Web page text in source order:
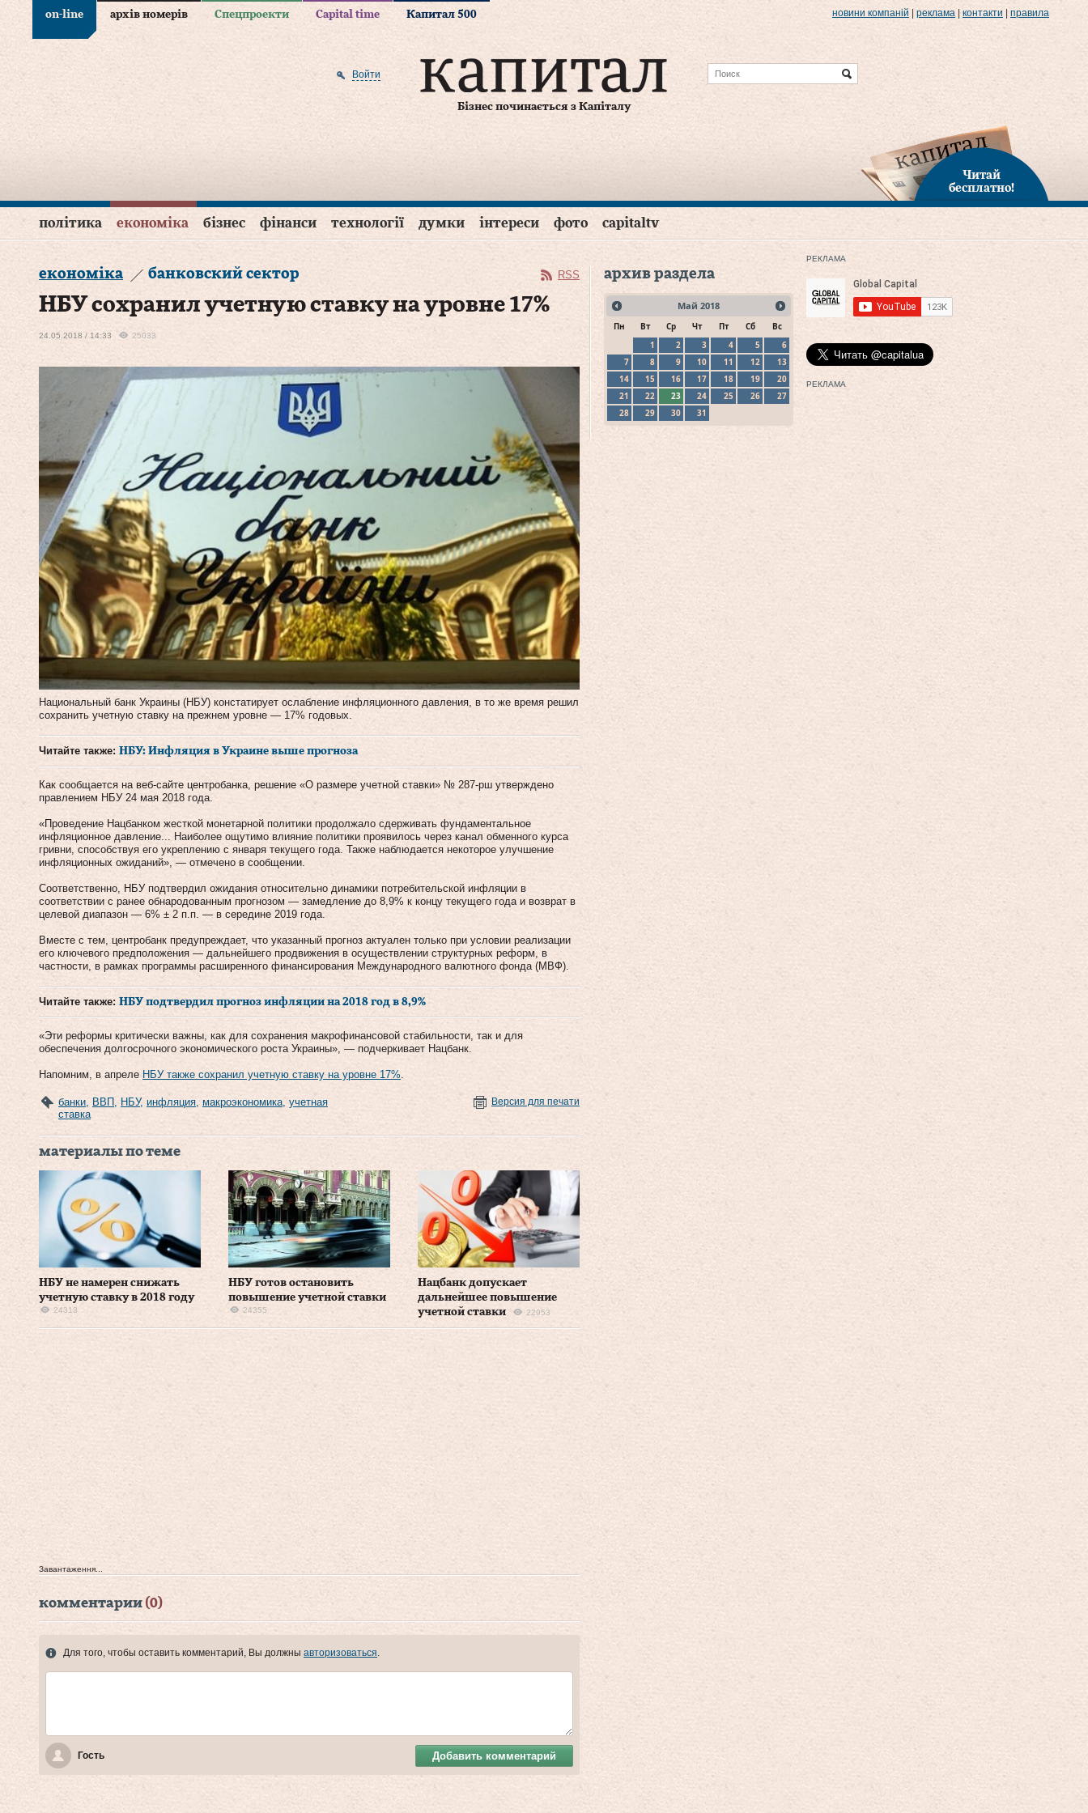
on-line архів номерів Спецпроекти Capital time Капитал 500 новини компаній реклама контакти правила
Бізнес починається з Капіталу
Войти
Читай
бесплатно!
політика економіка бізнес фінанси технології думки інтереси фото capitaltv
економіка банковский сектор RSS
НБУ сохранил учетную ставку на уровне 17%
24.05.2018 / 14:33 25033
Национальный банк Украины (НБУ) констатирует ослабление инфляционного давления, в то же время решил
сохранить учетную ставку на прежнем уровне — 17% годовых.
Читайте также: НБУ: Инфляция в Украине выше прогноза
Как сообщается на веб-сайте центробанка, решение «О размере учетной ставки» № 287-рш утверждено
правлением НБУ 24 мая 2018 года.
«Проведение Нацбанком жесткой монетарной политики продолжало сдерживать фундаментальное
инфляционное давление... Наиболее ощутимо влияние политики проявилось через канал обменного курса
гривни, способствуя его укреплению с января текущего года. Также наблюдается некоторое улучшение
инфляционных ожиданий», — отмечено в сообщении.
Соответственно, НБУ подтвердил ожидания относительно динамики потребительской инфляции в
соответствии с ранее обнародованным прогнозом — замедление до 8,9% к концу текущего года и возврат в
целевой диапазон — 6% ± 2 п.п. — в середине 2019 года.
Вместе с тем, центробанк предупреждает, что указанный прогноз актуален только при условии реализации
его ключевого предположения — дальнейшего продвижения в осуществлении структурных реформ, в
частности, в рамках программы расширенного финансирования Международного валютного фонда (МВФ).
Читайте также: НБУ подтвердил прогноз инфляции на 2018 год в 8,9%
«Эти реформы критически важны, как для сохранения макрофинансовой стабильности, так и для
обеспечения долгосрочного экономического роста Украины», — подчеркивает Нацбанк.
Напомним, в апреле НБУ также сохранил учетную ставку на уровне 17%
банки ВВП НБУ, инфляция макроэкономика учетная
ставка
Версия для печати
материалы по теме
НБУ не намерен снижать
учетную ставку в 2018 году
24313
НБУ готов остановить
повышение учетной ставки
24355
Нацбанк допускает
дальнейшее повышение
учетной ставки
22953
Завантаження...
комментарии(0)
Для того, чтобы оставить комментарий, Вы должны авторизоваться
Гость Добавить комментарий
архив раздела
Май 2018
Пн Вт Ср Чт Пт Сб
Вс
1
2 3 4 5
6
7
8 9 10 11 12
13
14
15 16 17 18 19
20
21
22 23 24 25 26
27
28
29 30 31
РЕКЛАМА
РЕКЛАМА